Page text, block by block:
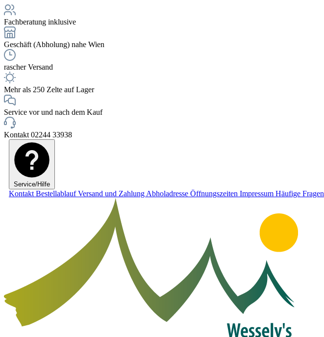
Fachberatung inklusive
Geschäft (Abholung) nahe Wien
rascher Versand
Mehr als 250 Zelte auf Lager
Service vor und nach dem Kauf
Kontakt 02244 33938
Service/Hilfe
Kontakt BestellablaufVersand und Zahlung Abholadresse Öffnungszeiten Impressum Häufige Fragen